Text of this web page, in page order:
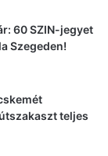
60 SZIN-jegyet
Szegeden!
teljes